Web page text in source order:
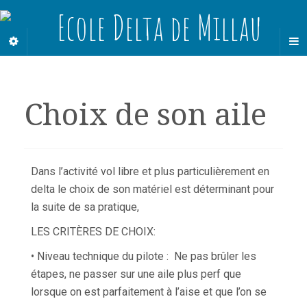
Choix de son aile
Dans l’activité vol libre et plus particulièrement en
delta le choix de son matériel est déterminant pour
la suite de sa pratique,
LES CRITÈRES DE CHOIX:
• Niveau technique du pilote : Ne pas brûler les
étapes, ne passer sur une aile plus perf que
lorsque on est parfaitement à l’aise et que l’on se